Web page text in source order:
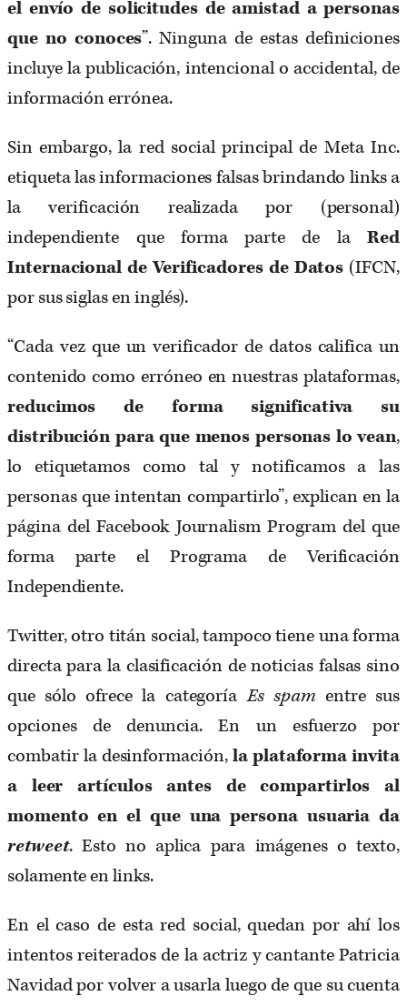
el envío de solicitudes de amistad a personas
que no conoces”. Ninguna de estas definiciones
incluye la publicación, intencional o accidental, de
información errónea.
Sin embargo, la red social principal de Meta Inc.
etiqueta las informaciones falsas brindando links a
la verificación realizada por (personal)
independiente que forma parte de laRed
Internacional de Verificadores de Datos (IFCN,
por sus siglas en inglés).
“Cada vez que un verificador de datos califica un
contenido como erróneo en nuestras plataformas,
reducimos de forma significativa su
distribución para que menos personas lo vean,
lo etiquetamos como tal y notificamos a las
personas que intentan compartirlo”, explican en la
página del Facebook Journalism Program del que
forma parte el Programa de Verificación
Independiente.
Twitter, otro titán social, tampoco tiene una forma
directa para la clasificación de noticias falsas sino
que sólo ofrece la categoríaEs spam entre sus
opciones de denuncia. En un esfuerzo por
combatir la desinformación,la plataforma invita
a leer artículos antes de compartirlos al
momento en el que una persona usuaria da
retweet. Esto no aplica para imágenes o texto,
solamente en links.
En el caso de esta red social, quedan por ahí los
intentos reiterados de la actriz y cantante Patricia
Navidad por volver a usarla luego de que su cuenta